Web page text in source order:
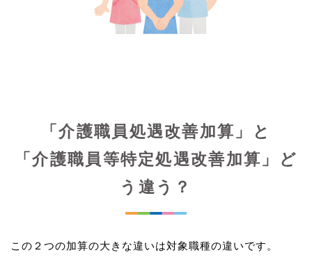
「介護職員処遇改善加算」と
「介護職員等特定処遇改善加算」ど
う違う？
この２つの加算の大きな違いは対象職種の違いです。